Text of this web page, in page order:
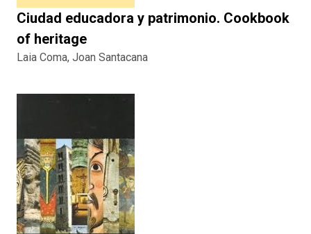
Ciudad educadora y patrimonio. Cookbook
of heritage
Laia Coma, Joan Santacana